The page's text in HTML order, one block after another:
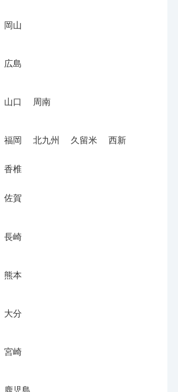
岡山
広島
山口 周南
福岡 北九州 久留米 西新
香椎
佐賀
長崎
熊本
大分
宮崎
鹿児島